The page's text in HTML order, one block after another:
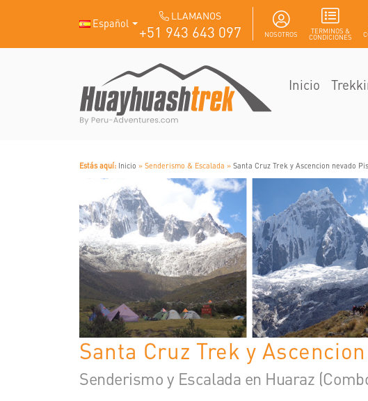
Español
LLAMANOS
+51 943 643 097 NOSOTROS TERMINOS &
CONDICIONES
Inicio
Estás aquí: Inicio » Senderismo & Escalada » Santa Cruz Trek y Ascencion nevado
Santa Cruz Trek y
Senderismo y Escalada en Huaraz